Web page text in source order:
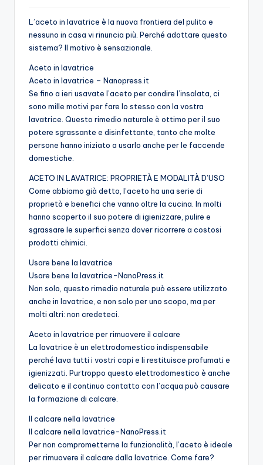
L’aceto in lavatrice è la nuova frontiera del pulito e
nessuno in casa vi rinuncia più. Perché adottare questo
sistema? Il motivo è sensazionale.
Aceto in lavatrice
Aceto in lavatrice – Nanopress.it
Se fino a ieri usavate l’aceto per condire l’insalata, ci
sono mille motivi per fare lo stesso con la vostra
lavatrice. Questo rimedio naturale è ottimo per il suo
potere sgrassante e disinfettante, tanto che molte
persone hanno iniziato a usarlo anche per le faccende
domestiche.
ACETO IN LAVATRICE: PROPRIETÀ E MODALITÀ D’USO
Come abbiamo già detto, l’aceto ha una serie di
proprietà e benefici che vanno oltre la cucina. In molti
hanno scoperto il suo potere di igienizzare, pulire e
sgrassare le superfici senza dover ricorrere a costosi
prodotti chimici.
Usare bene la lavatrice
Usare bene la lavatrice-NanoPress.it
Non solo, questo rimedio naturale può essere utilizzato
anche in lavatrice, e non solo per uno scopo, ma per
molti altri: non credeteci.
Aceto in lavatrice per rimuovere il calcare
La lavatrice è un elettrodomestico indispensabile
perché lava tutti i vostri capi e li restituisce profumati e
igienizzati. Purtroppo questo elettrodomestico è anche
delicato e il continuo contatto con l’acqua può causare
la formazione di calcare.
Il calcare nella lavatrice
Il calcare nella lavatrice-NanoPress.it
Per non comprometterne la funzionalità, l’aceto è ideale
per rimuovere il calcare dalla lavatrice. Come fare?